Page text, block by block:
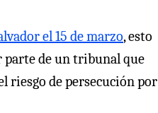
el 15 de marzo, esto
parte de un tribunal que
riesgo de persecución por